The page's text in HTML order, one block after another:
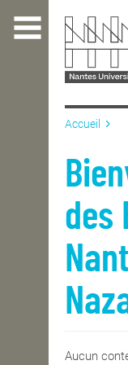
contenu
L'ÉCOLE
Accueil
des
Aucun